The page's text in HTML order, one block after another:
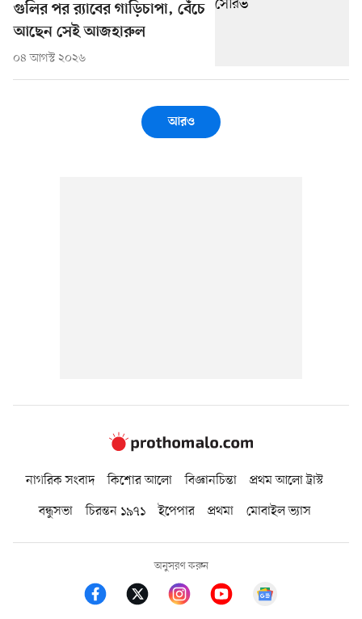
গুলির পর র‍্যাবের গাড়িচাপা, বেঁচে
আছেন সেই আজহারুল
০৪ আগস্ট ২০২৬
আরও
নাগরিক সংবাদ কিশোর আলো বিজ্ঞানচিন্তা
প্রথম আলো ট্রাস্ট
বন্ধুসভা
চিরন্তন ১৯৭১ ইপেপার প্রথমা মোবাইল ভ্যাস
অনুসরণ করুন